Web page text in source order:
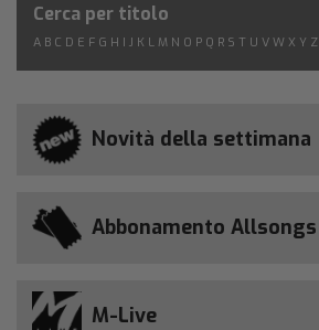
Cerca per titolo
A B C D E F G H I J K L M N O P Q R S T U V W X Y Z
Novità della settimana
Abbonamento Allsongs
M-Live